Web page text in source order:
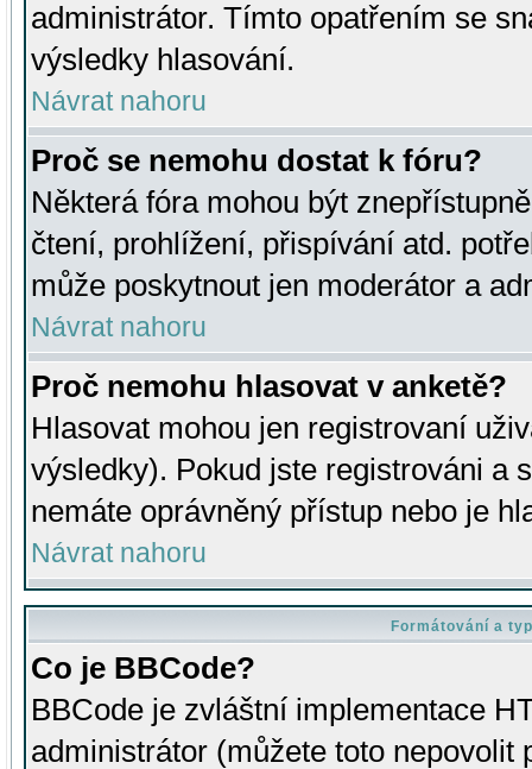
administrátor. Tímto opatřením se
výsledky hlasování.
Návrat nahoru
Proč se nemohu dostat k fóru?
Některá fóra mohou být
čtení, prohlížení, přispívání atd.
může poskytnout jen moderátor a
Návrat nahoru
Proč nemohu hlasovat v anketě?
Hlasovat mohou jen registrovaní
výsledky). Pokud jste registrováni a
nemáte oprávněný přístup nebo je
Návrat nahoru
Formátování a
Co je BBCode?
BBCode je zvláštní implementace
administrátor (můžete toto